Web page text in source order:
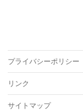
プライバシーポリシー
リンク
サイトマップ